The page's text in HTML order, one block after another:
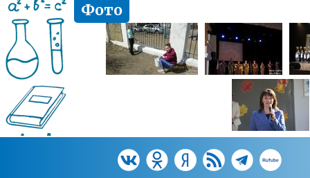
Фото